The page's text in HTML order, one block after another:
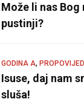
Može li nas Bog
pustinji?
GODINA A, PROPOVIJEDI
Isuse, daj nam
sluša!